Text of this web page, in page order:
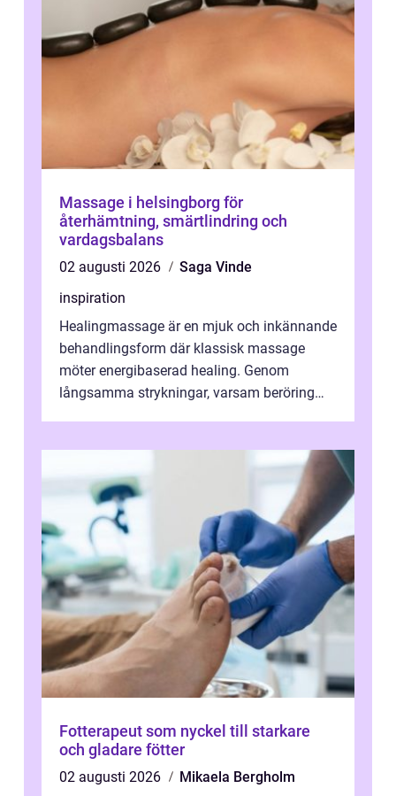
Massage i helsingborg för
återhämtning, smärtlindring och
vardagsbalans
02 augusti 2026
Saga Vinde
inspiration
Healingmassage är en mjuk och inkännande
behandlingsform där klassisk massage
möter energibaserad healing. Genom
långsamma strykningar, varsam beröring
Fotterapeut som nyckel till starkare
och gladare fötter
02 augusti 2026
Mikaela Bergholm